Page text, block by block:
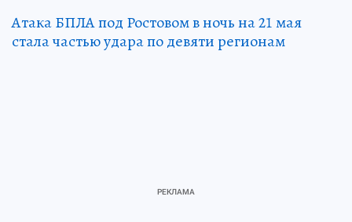
Атака БПЛА под Ростовом в ночь на 21 мая
стала частью удара по девяти регионам